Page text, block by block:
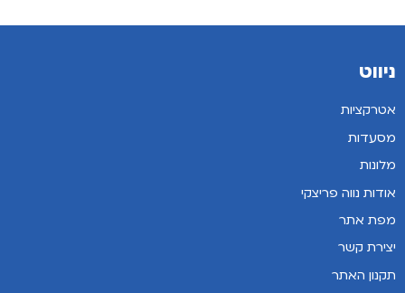
ניווט
אטרקציות
מסעדות
מלונות
אודות נווה פריצקי
מפת אתר
יצירת קשר
תקנון האתר